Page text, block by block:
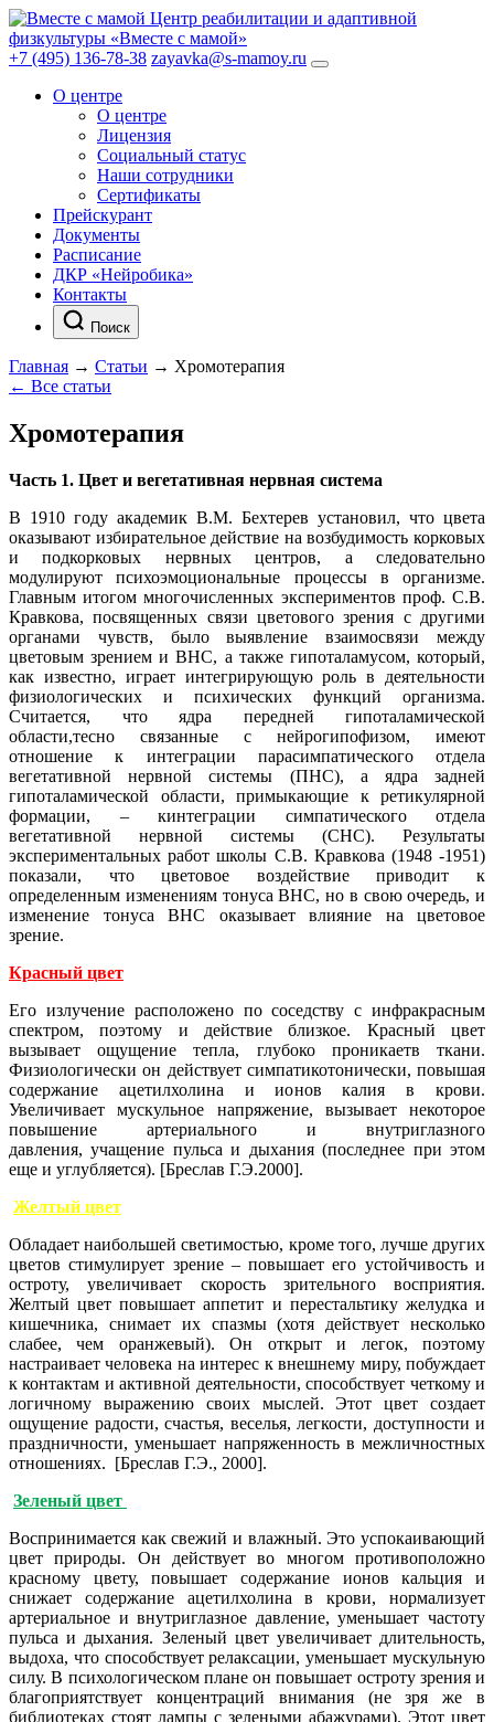
Центр реабилитации и адаптивной
физкультуры «Вместе с мамой»
+7 (495) 136-78-38 zayavka@s-mamoy.ru
О центре
О центре
Лицензия
Социальный статус
Наши сотрудники
Сертификаты
Прейскурант
Документы
Расписание
ДКР «Нейробика»
Контакты
Поиск
Главная → Статьи → Хромотерапия
← Все статьи
Хромотерапия
Часть 1. Цвет и вегетативная нервная система
В 1910 году академик В.М. Бехтерев установил, что цвета
оказывают избирательное действие на возбудимость корковых
и подкорковых нервных центров, а следовательно
модулируют психоэмоциональные процессы в организме.
Главным итогом многочисленных экспериментов проф. С.В.
Кравкова, посвященных связи цветового зрения с другими
органами чувств, было выявление взаимосвязи между
цветовым зрением и ВНС, а также гипоталамусом, который,
как известно, играет интегрирующую роль в деятельности
физиологических и психических функций организма.
Считается, что ядра передней гипоталамической
области,тесно связанные с нейрогипофизом, имеют
отношение к интеграции парасимпатического отдела
вегетативной нервной системы (ПНС), а ядра задней
гипоталамической области, примыкающие к ретикулярной
формации, – кинтеграции симпатического отдела
вегетативной нервной системы (СНС). Результаты
экспериментальных работ школы С.В. Кравкова (1948 -1951)
показали, что цветовое воздействие приводит к
определенным изменениям тонуса ВНС, но в свою очередь, и
изменение тонуса ВНС оказывает влияние на цветовое
зрение.
Красный цвет
Его излучение расположено по соседству с инфракрасным
спектром, поэтому и действие близкое. Красный цвет
вызывает ощущение тепла, глубоко проникаетв ткани.
Физиологически он действует симпатикотонически, повышая
содержание ацетилхолина и ионов калия в крови.
Увеличивает мускульное напряжение, вызывает некоторое
повышение артериального и внутриглазного
давления, учащение пульса и дыхания (последнее при этом
еще и углубляется). [Бреслав Г.Э.2000].
Желтый цвет
Обладает наибольшей светимостью, кроме того, лучше других
цветов стимулирует зрение – повышает его устойчивость и
остроту, увеличивает скорость зрительного восприятия.
Желтый цвет повышает аппетит и перестальтику желудка и
кишечника, снимает их спазмы (хотя действует несколько
слабее, чем оранжевый). Он открыт и легок, поэтому
настраивает человека на интерес к внешнему миру, побуждает
к контактам и активной деятельности, способствует четкому и
логичному выражению своих мыслей. Этот цвет создает
ощущение радости, счастья, веселья, легкости, доступности и
праздничности, уменьшает напряженность в межличностных
отношениях. [Бреслав Г.Э., 2000].
Зеленый цвет
Воспринимается как свежий и влажный. Это успокаивающий
цвет природы. Он действует во многом противоположно
красному цвету, повышает содержание ионов кальция и
снижает содержание ацетилхолина в крови, нормализует
артериальное и внутриглазное давление, уменьшает частоту
пульса и дыхания. Зеленый цвет увеличивает длительность,
выдоха, что способствует релаксации, уменьшает мускульную
силу. В психологическом плане он повышает остроту зрения и
благоприятствует концентраций внимания (не зря же в
библиотеках стоят лампы с зелеными абажурами). Этот цвет